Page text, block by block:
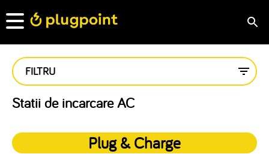
FILTRU
Statii de incarcare AC
Plug & Charge